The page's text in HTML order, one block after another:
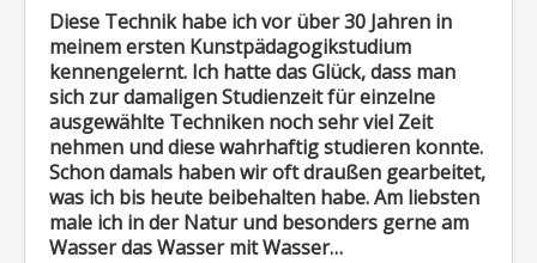
Diese Technik habe ich vor über 30 Jahren in
meinem ersten Kunstpädagogikstudium
kennengelernt. Ich hatte das Glück, dass man
sich zur damaligen Studienzeit für einzelne
ausgewählte Techniken noch sehr viel Zeit
nehmen und diese wahrhaftig studieren konnte.
Schon damals haben wir oft draußen gearbeitet,
was ich bis heute beibehalten habe. Am liebsten
male ich in der Natur und besonders gerne am
Wasser das Wasser mit Wasser…